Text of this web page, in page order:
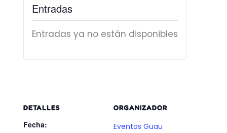
DETALLES
Fecha:
ORGANIZADOR
Eventos Guau
Entradas
Entradas ya no están disponibles